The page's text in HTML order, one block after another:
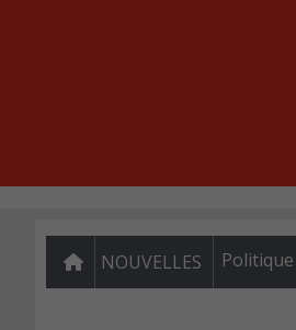
NOUVELLES Politique